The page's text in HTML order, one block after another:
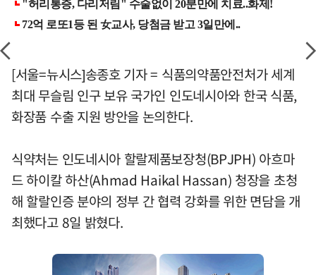
[서울=뉴시스]송종호 기자 = 식품의약품안전처가 세계
최대 무슬림 인구 보유 국가인 인도네시아와 한국 식품,
화장품 수출 지원 방안을 논의한다.
식약처는 인도네시아 할랄제품보장청(BPJPH) 아흐마
드 하이칼 하산(Ahmad Haikal Hassan) 청장을 초청
해 할랄인증 분야의 정부 간 협력 강화를 위한 면담을 개
최했다고 8일 밝혔다.